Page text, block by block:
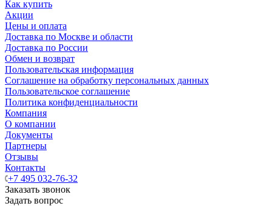
Как купить
Акции
Цены и оплата
Доставка по Москве и области
Доставка по России
Обмен и возврат
Пользовательская информация
Соглашение на обработку персональных данных
Пользовательское соглашение
Политика конфиденциальности
Компания
О компании
Документы
Партнеры
Отзывы
Контакты
+7 495 032-76-32
Заказать звонок
Задать вопрос